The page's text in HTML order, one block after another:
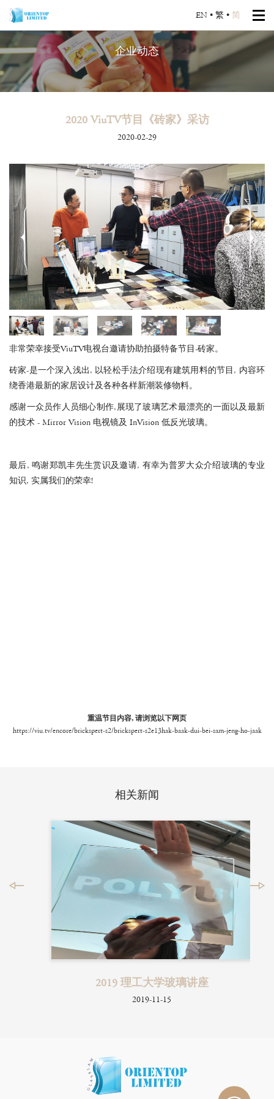
EN • 繁 • 简
企业动态
2020 ViuTV节目《砖家》采访
2020-02-29
非常荣幸接受ViuTV电视台邀请协助拍摄特备节目-砖家。
砖家-是一个深入浅出, 以轻松手法介绍现有建筑用料的节目, 内容环
绕香港最新的家居设计及各种各样新潮装修物料。
感谢一众员作人员细心制作,展现了玻璃艺术最漂亮的一面以及最新
的技术 - Mirror Vision 电视镜及 InVision 低反光玻璃。
最后, 鸣谢郑凯丰先生赏识及邀请, 有幸为普罗大众介绍玻璃的专业
知识, 实属我们的荣幸!
重温节目内容, 请浏览以下网页
https://viu.tv/encore/brickspert-s2/brickspert-s2e13hak-baak-dui-bei-sam-jeng-ho-jaak
相关新闻
2019 理工大学玻璃讲座
2019-11-15